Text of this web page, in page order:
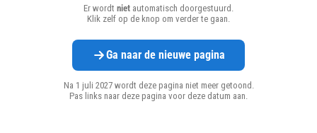
Er wordt niet automatisch doorgestuurd.
Klik zelf op de knop om verder te gaan.
Ga naar de nieuwe pagina
Na 1 juli 2027 wordt deze pagina niet meer getoond.
Pas links naar deze pagina voor deze datum aan.